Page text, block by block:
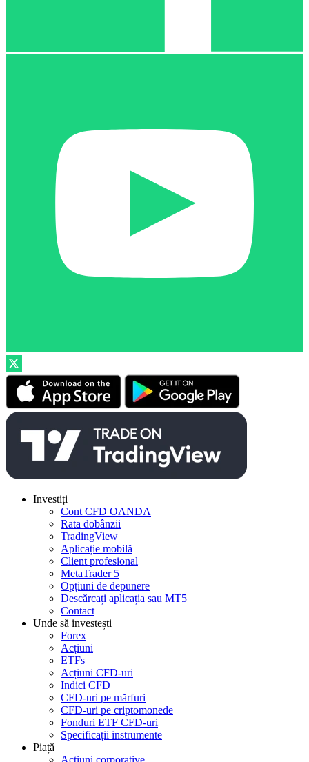
Investiți
Cont CFD OANDA
Rata dobânzii
TradingView
Aplicație mobilă
Client profesional
MetaTrader 5
Opțiuni de depunere
Descărcați aplicația sau MT5
Contact
Unde să investești
Forex
Acțiuni
ETFs
Acțiuni CFD-uri
Indici CFD
CFD-uri pe mărfuri
CFD-uri pe criptomonede
Fonduri ETF CFD-uri
Specificații instrumente
Piață